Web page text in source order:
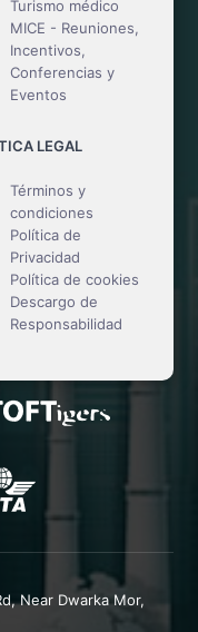
Turismo médico
MICE - Reuniones,
Incentivos,
Conferencias y
Eventos
LEGAL
Términos y
condiciones
Política de
Privacidad
Política de cookies
Descargo de
Responsabilidad
Near Dwarka Mor,